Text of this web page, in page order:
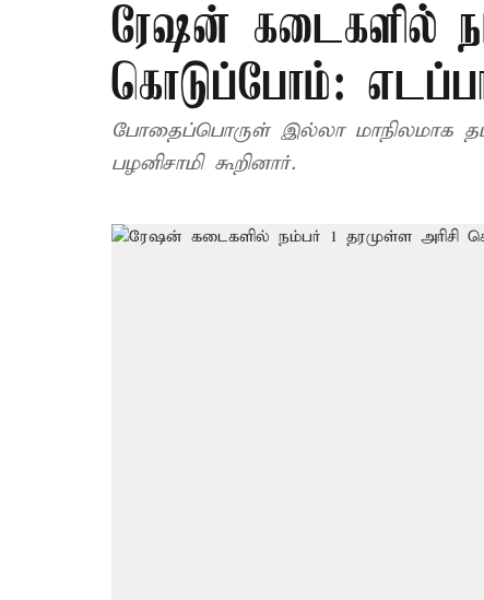
ரேஷன் கடைகளில்
கொடுப்போம்:
போதைப்பொருள் இல்லா மாநிலமாக
பழனிசாமி கூறினார்.